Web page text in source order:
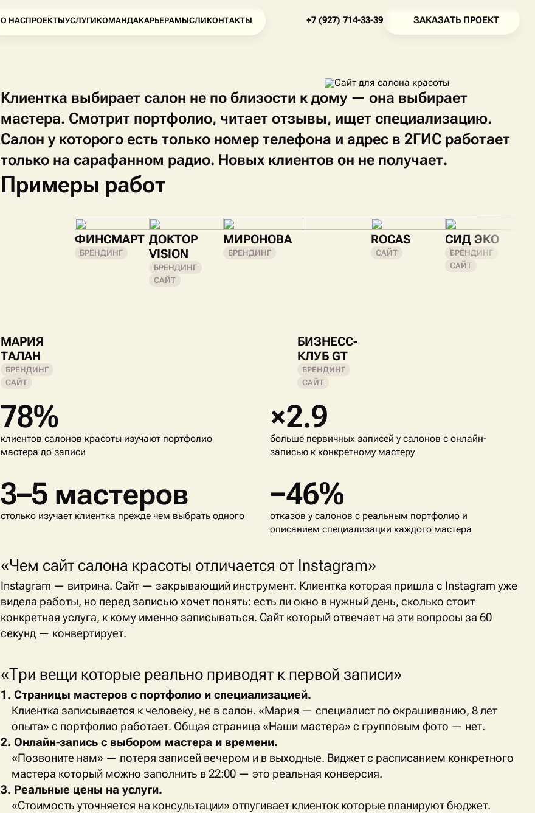
О НАСПРОЕКТЫУСЛУГИКОМАНДАКАРЬЕРАМЫСЛИКОНТАКТЫ +7 (927) 714-33-39
ЗАКАЗАТЬ ПРОЕКТ
Клиентка выбирает салон не по близости к дому — она выбирает
мастера. Смотрит портфолио, читает отзывы, ищет специализацию.
Салон у которого есть только номер телефона и адрес в 2ГИС работает
только на сарафанном радио. Новых клиентов он не получает.
Примеры работ
МАРИЯ
ТАЛАН
БРЕНДИНГ
САЙТ
ФИНСМАРТ
БРЕНДИНГ
ДОКТОР
VISION
БРЕНДИНГ
САЙТ
МИРОНОВА
БРЕНДИНГ
БИЗНЕСС-
КЛУБ GT
БРЕНДИНГ
САЙТ
ROCAS
САЙТ
СИД ЭКО
БРЕНДИНГ
САЙТ
78%
клиентов салонов красоты изучают портфолио
мастера до записи
×2.9
больше первичных записей у салонов с онлайн-
записью к конкретному мастеру
3–5 мастеров
столько изучает клиентка прежде чем выбрать одного
−46%
отказов у салонов с реальным портфолио и
описанием специализации каждого мастера
«Чем сайт салона красоты отличается от Instagram»
Instagram — витрина. Сайт — закрывающий инструмент. Клиентка которая пришла с Instagram уже
видела работы, но перед записью хочет понять: есть ли окно в нужный день, сколько стоит
конкретная услуга, к кому именно записываться. Сайт который отвечает на эти вопросы за 60
секунд — конвертирует.
«Три вещи которые реально приводят к первой записи»
1. Страницы мастеров с портфолио и специализацией.
Клиентка записывается к человеку, не в салон. «Мария — специалист по окрашиванию, 8 лет
опыта» с портфолио работает. Общая страница «Наши мастера» с групповым фото — нет.
2. Онлайн-запись с выбором мастера и времени.
«Позвоните нам» — потеря записей вечером и в выходные. Виджет с расписанием конкретного
мастера который можно заполнить в 22:00 — это реальная конверсия.
3. Реальные цены на услуги.
«Стоимость уточняется на консультации» отпугивает клиенток которые планируют бюджет.